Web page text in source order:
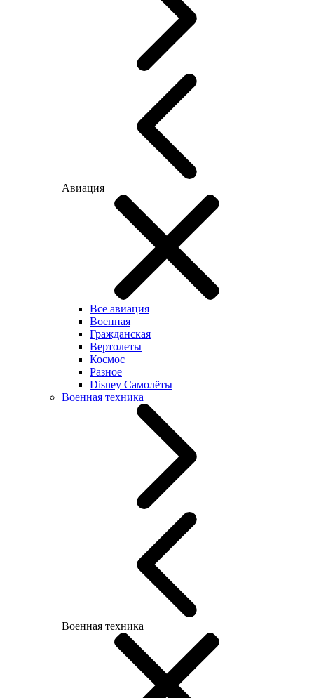
Авиация
Все авиация
Военная
Гражданская
Вертолеты
Космос
Разное
Disney Самолёты
Военная техника
Военная техника